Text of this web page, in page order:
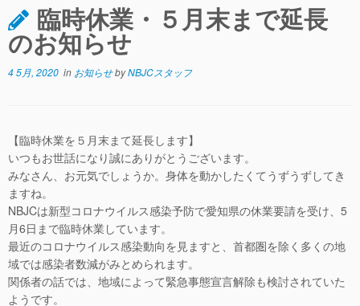
臨時休業・５月末まで延長
のお知らせ
4 5月, 2020 in お知らせbyNBJCスタッフ
【臨時休業を５月末まて延長します】
いつもお世話になり誠にありがとうございます。
みなさん、お元気でしょうか。身体を動かしたくてうずうずしてき
ますね。
NBJCは新型コロナウイルス感染予防で愛知県の休業要請を受け、5
月6日まで臨時休業しています。
最近のコロナウイルス感染動向を見ますと、首都圏を除く多くの地
域では感染者数減がみとめられます。
関係者の話では、地域によって緊急事態宣言解除も検討されていた
ようです。